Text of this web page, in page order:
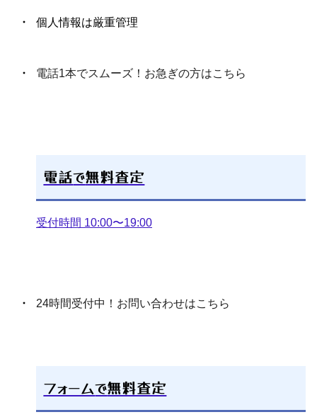
個人情報は厳重管理
電話1本でスムーズ！お急ぎの方はこちら
電話で無料査定
受付時間 10:00〜19:00
24時間受付中！お問い合わせはこちら
フォームで無料査定